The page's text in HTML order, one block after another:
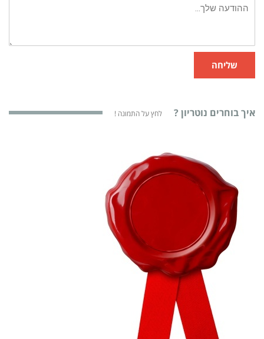
שליחה
איך בוחרים נוטריון ? לחץ על התמונה !